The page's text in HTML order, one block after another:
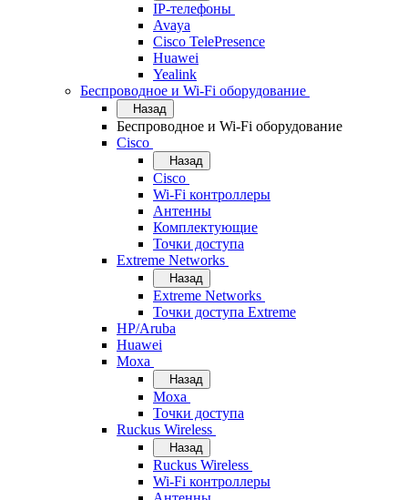
IP-телефоны
Avaya
Cisco TelePresence
Huawei
Yealink
Беспроводное и Wi-Fi оборудование
Назад
Беспроводное и Wi-Fi оборудование
Cisco
Назад
Cisco
Wi-Fi контроллеры
Антенны
Комплектующие
Точки доступа
Extreme Networks
Назад
Extreme Networks
Точки доступа Extreme
HP/Aruba
Huawei
Moxa
Назад
Moxa
Точки доступа
Ruckus Wireless
Назад
Ruckus Wireless
Wi-Fi контроллеры